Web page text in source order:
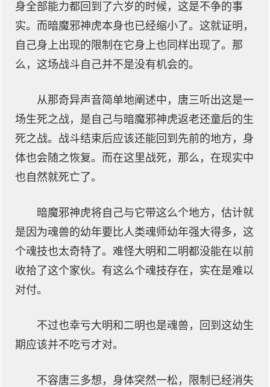
身全部能力都回到了六岁的时候，这是不争的事
实。而暗魔邪神虎本身也已经缩小了。这就证明，
自己身上出现的限制在它身上也同样出现了。那
么，这场战斗自己并不是没有机会的。
从那奇异声音简单地阐述中，唐三听出这是一
场生死之战，是自己与暗魔邪神虎返老还童后的生
死之战。战斗结束后应该还能回到先前的地方，身
体也会随之恢复。而在这里战死，那么，在现实中
也自然就死亡了。
暗魔邪神虎将自己与它带这么个地方，估计就
是因为魂兽的幼年要比人类魂师幼年强大得多，这
个魂技也太奇特了。难怪大明和二明都没能在以前
收拾了这个家伙。有这么个魂技存在，实在是难以
对付。
不过也幸亏大明和二明也是魂兽，回到这幼生
期应该并不吃亏才对。
不容唐三多想，身体突然一松，限制已经消失